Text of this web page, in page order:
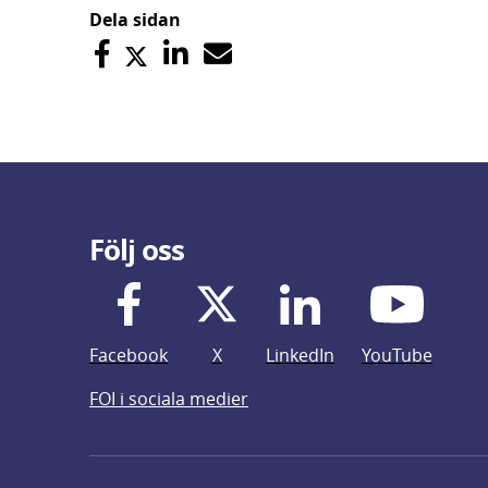
Dela sidan
Följ oss
Facebook X LinkedIn
YouTube
FOI i sociala medier